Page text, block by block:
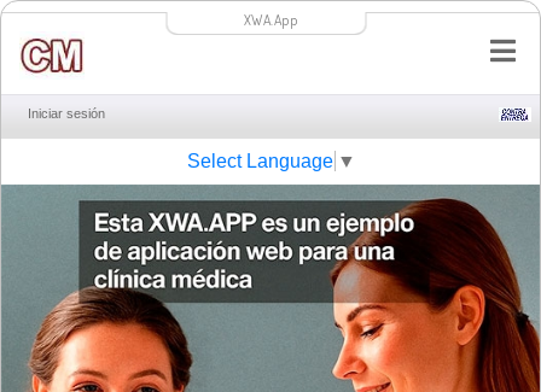
XWA.App
Iniciar sesión
Select Language ▼